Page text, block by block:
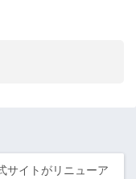
サイトがリニューア